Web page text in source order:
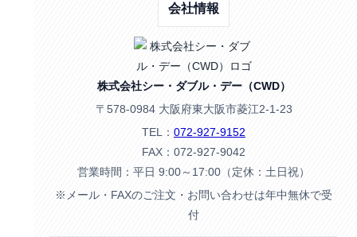
会社情報
株式会社シー・ダブル・デー（CWD）
〒578-0984 大阪府東大阪市菱江2-1-23
TEL： 072-927-9152
FAX：072-927-9042
営業時間：平日 9:00～17:00（定休：土日祝）
※メール・FAXのご注文・お問い合わせは年中無休で受
付